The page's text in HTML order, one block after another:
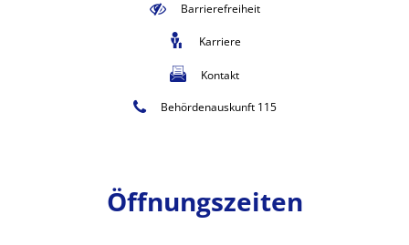
Barrierefreiheit
Karriere
Kontakt
Behördenauskunft 115
Öffnungszeiten